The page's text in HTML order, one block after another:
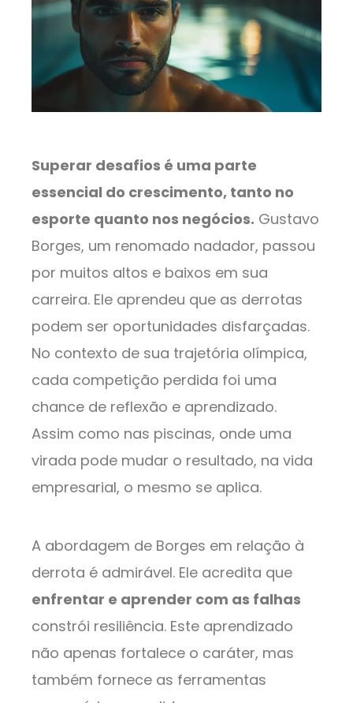
Superar desafios é uma parte
essencial do crescimento, tanto no
esporte quanto nos negócios. Gustavo
Borges, um renomado nadador, passou
por muitos altos e baixos em sua
carreira. Ele aprendeu que as derrotas
podem ser oportunidades disfarçadas.
No contexto de sua trajetória olímpica,
cada competição perdida foi uma
chance de reflexão e aprendizado.
Assim como nas piscinas, onde uma
virada pode mudar o resultado, na vida
empresarial, o mesmo se aplica.
A abordagem de Borges em relação à
derrota é admirável. Ele acredita que
enfrentar e aprender com as falhas
constrói resiliência. Este aprendizado
não apenas fortalece o caráter, mas
também fornece as ferramentas